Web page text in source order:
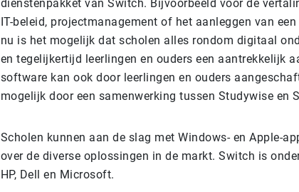
dienstenpakket van Switch. Bijvoorbeeld voor de
IT-beleid, projectmanagement of het aanleggen van
nu is het mogelijk dat scholen alles rondom digitaal
en tegelijkertijd leerlingen en ouders een aantrekkelijk
software kan ook door leerlingen en ouders
mogelijk door een samenwerking tussen Studywise en
Scholen kunnen aan de slag met Windows- en Apple-
over de diverse oplossingen in de markt. Switch is
HP, Dell en Microsoft.